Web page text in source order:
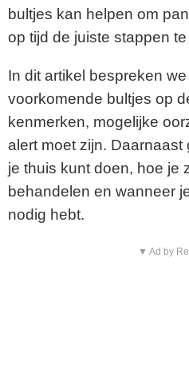
bultjes kan helpen om
op tijd de juiste stappen
In dit artikel bespreken
voorkomende bultjes op
kenmerken, mogelijke
alert moet zijn.
je thuis kunt doen, hoe je
behandelen en wanneer
nodig hebt.
▼ Ad by